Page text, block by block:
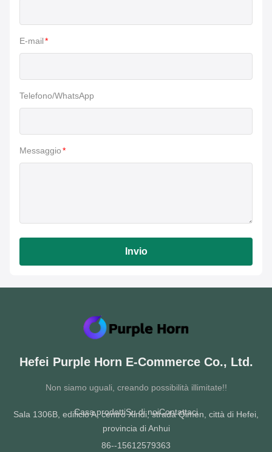
E-mail*
Telefono/WhatsApp
Messaggio*
Invio
Hefei Purple Horn E-Commerce Co., Ltd.
Non siamo uguali, creando possibilità illimitate!!
Casa.prodottiSu di noiContattaci
Sala 1306B, edificio A, centro Xindi, strada Qimen, città di Hefei,
provincia di Anhui
86--15612579363